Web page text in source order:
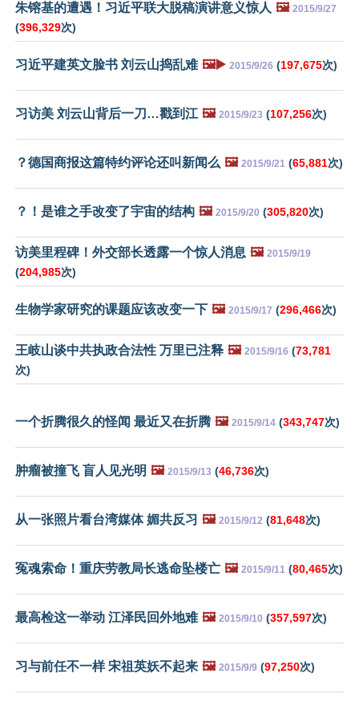
朱镕基的遭遇！习近平联大脱稿演讲意义惊人 🖼️ 2015/9/27
(396,329次)
习近平建英文脸书 刘云山捣乱难 🖼️▶️ 2015/9/26 (197,675次)
习访美 刘云山背后一刀…戳到江 🖼️ 2015/9/23 (107,256次)
？德国商报这篇特约评论还叫新闻么 🖼️ 2015/9/21 (65,881次)
？！是谁之手改变了宇宙的结构 🖼️ 2015/9/20 (305,820次)
访美里程碑！外交部长透露一个惊人消息 🖼️ 2015/9/19
(204,985次)
生物学家研究的课题应该改变一下 🖼️ 2015/9/17 (296,466次)
王岐山谈中共执政合法性 万里已注释 🖼️ 2015/9/16 (73,781
次)
一个折腾很久的怪闻 最近又在折腾 🖼️ 2015/9/14 (343,747次)
肿瘤被撞飞 盲人见光明 🖼️ 2015/9/13 (46,736次)
从一张照片看台湾媒体 媚共反习 🖼️ 2015/9/12 (81,648次)
冤魂索命！重庆劳教局长逃命坠楼亡 🖼️ 2015/9/11 (80,465次)
最高检这一举动 江泽民回外地难 🖼️ 2015/9/10 (357,597次)
习与前任不一样 宋祖英妖不起来 🖼️ 2015/9/9 (97,250次)